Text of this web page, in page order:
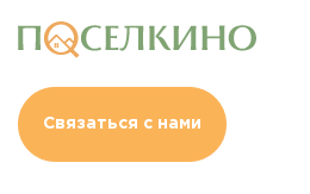
Связаться с нами